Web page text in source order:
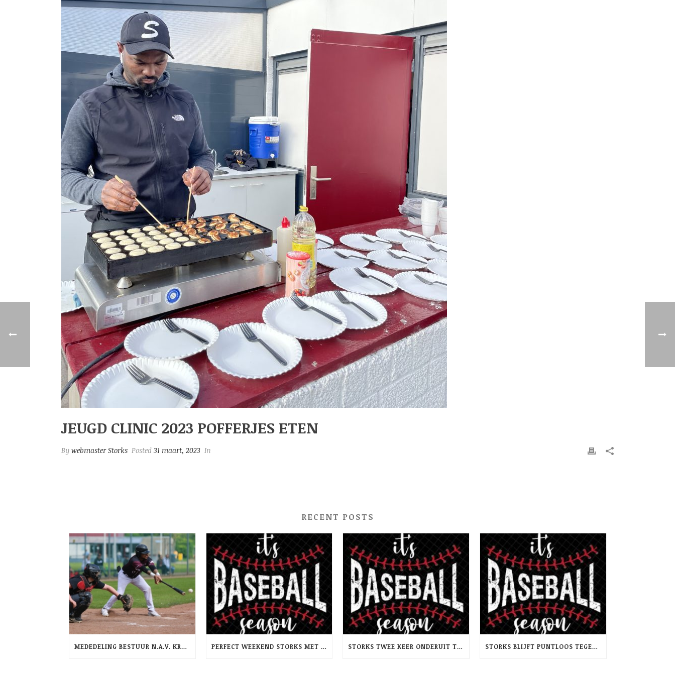
JEUGD CLINIC 2023 POFFERJES ETEN
By webmaster Storks Posted 31 maart, 2023 In
RECENT POSTS
MEDEDELING BESTUUR N.A.V. KRANTENARTIKEL AD PERFECT WEEKEND STORKS MET TWEEMAAL WINST OP RCH -PINQUINS STORKS TWEE KEER ONDERUIT TEGEN TRIDENTS NEPTUNUS STORKS BLIJFT PUNTLOOS TEGEN HAARLEMSE DSS